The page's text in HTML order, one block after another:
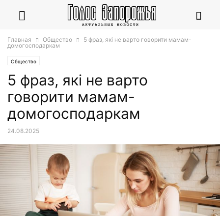
Главная Общество
5 фраз, які не варто говорити мамам-
домогосподаркам
Общество
5 фраз, які не варто
говорити мамам-
домогосподаркам
24.08.2025